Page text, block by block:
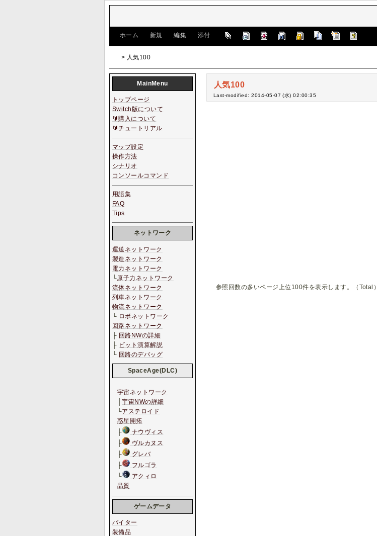
ホーム 新規 編集 添付
> 人気100
人気100
Last-modified: 2014-05-07 (水) 02:00:35
参照回数の多いページ上位100件を表示します。（Total）
MainMenu
トップページ
Switch版について
🔰購入について
🔰チュートリアル
マップ設定
操作方法
シナリオ
コンソールコマンド
用語集
FAQ
Tips
ネットワーク
運送ネットワーク
製造ネットワーク
電力ネットワーク
└原子力ネットワーク
流体ネットワーク
列車ネットワーク
物流ネットワーク
└ ロボネットワーク
回路ネットワーク
├ 回路NWの詳細
├ ビット演算解説
└ 回路のデバッグ
SpaceAge(DLC)
宇宙ネットワーク
├宇宙NWの詳細
└アステロイド
惑星開拓
├
ナウヴィス
├
ヴルカヌス
├
グレバ
├
フルゴラ
└
アクィロ
品質
ゲームデータ
バイター
装備品